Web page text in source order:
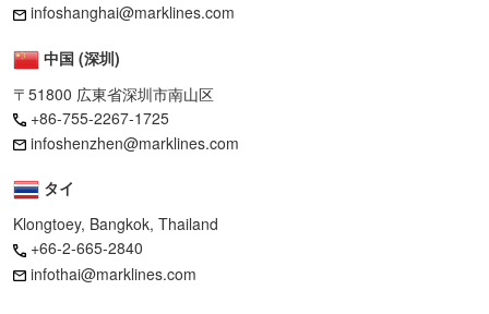
infoshanghai@marklines.com
中国 (深圳)
〒51800 広東省深圳市南山区
+86-755-2267-1725
infoshenzhen@marklines.com
タイ
Klongtoey, Bangkok, Thailand
+66-2-665-2840
infothai@marklines.com